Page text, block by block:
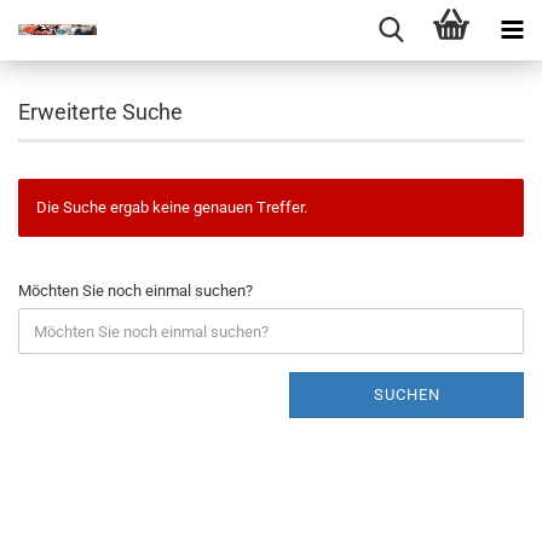
Erweiterte Suche
Die Suche ergab keine genauen Treffer.
Möchten Sie noch einmal suchen?
SUCHEN